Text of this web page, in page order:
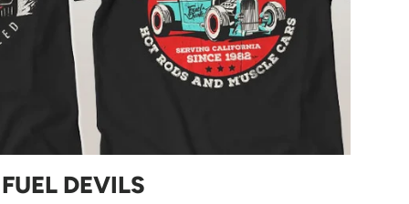
FUEL DEVILS